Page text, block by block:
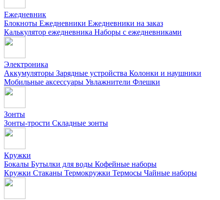
Ежедневник
Блокноты Ежедневники Ежедневники на заказ
Калькулятор ежедневника Наборы с ежедневниками
Электроника
Аккумуляторы Зарядные устройства Колонки и наушники
Мобильные аксессуары Увлажнители Флешки
Зонты
Зонты-трости Складные зонты
Кружки
Бокалы Бутылки для воды Кофейные наборы
Кружки Стаканы Термокружки Термосы Чайные наборы